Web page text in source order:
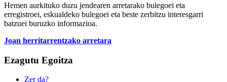
Hemen aurkituko duzu jendearen arretarako bulegoei eta
erregistroei, eskualdeko bulegoei eta beste zerbitzu interesgarri
batzuei buruzko informazioa.
Joan herritarrentzako arretara
Ezagutu Egoitza
Zer da?